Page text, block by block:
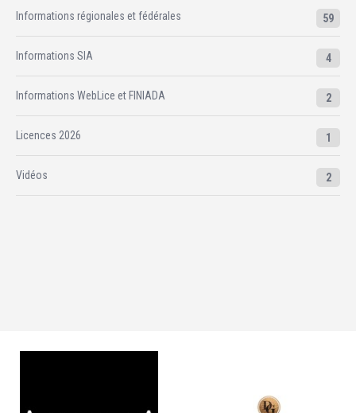
Informations régionales et fédérales 59
Informations SIA 4
Informations WebLice et FINIADA 2
Licences 2026 1
Vidéos 2